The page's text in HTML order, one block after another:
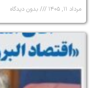
مرداد ۱۱, ۱۴۰۵ بدون دیدگاه